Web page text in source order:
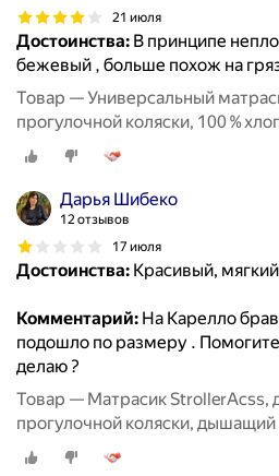
21 июля
Достоинства: В принципе
бежевый , больше похож на
Товар — Универсальный
прогулочной коляски, 100 %
Дарья Шибеко
12 отзывов
17 июля
Достоинства: Красивый, мягкий
Комментарий: На Карелло
подошло по размеру .
делаю ?
Товар — Матрасик StrollerAcss,
прогулочной коляски, дышащий